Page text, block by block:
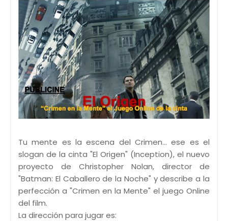
Tu mente es la escena del Crimen... ese es el
slogan de la cinta "El Origen" (Inception), el nuevo
proyecto de Christopher Nolan, director de
"Batman: El Caballero de la Noche" y describe a la
perfección a "Crimen en la Mente" el juego Online
del film.
La dirección para jugar es: